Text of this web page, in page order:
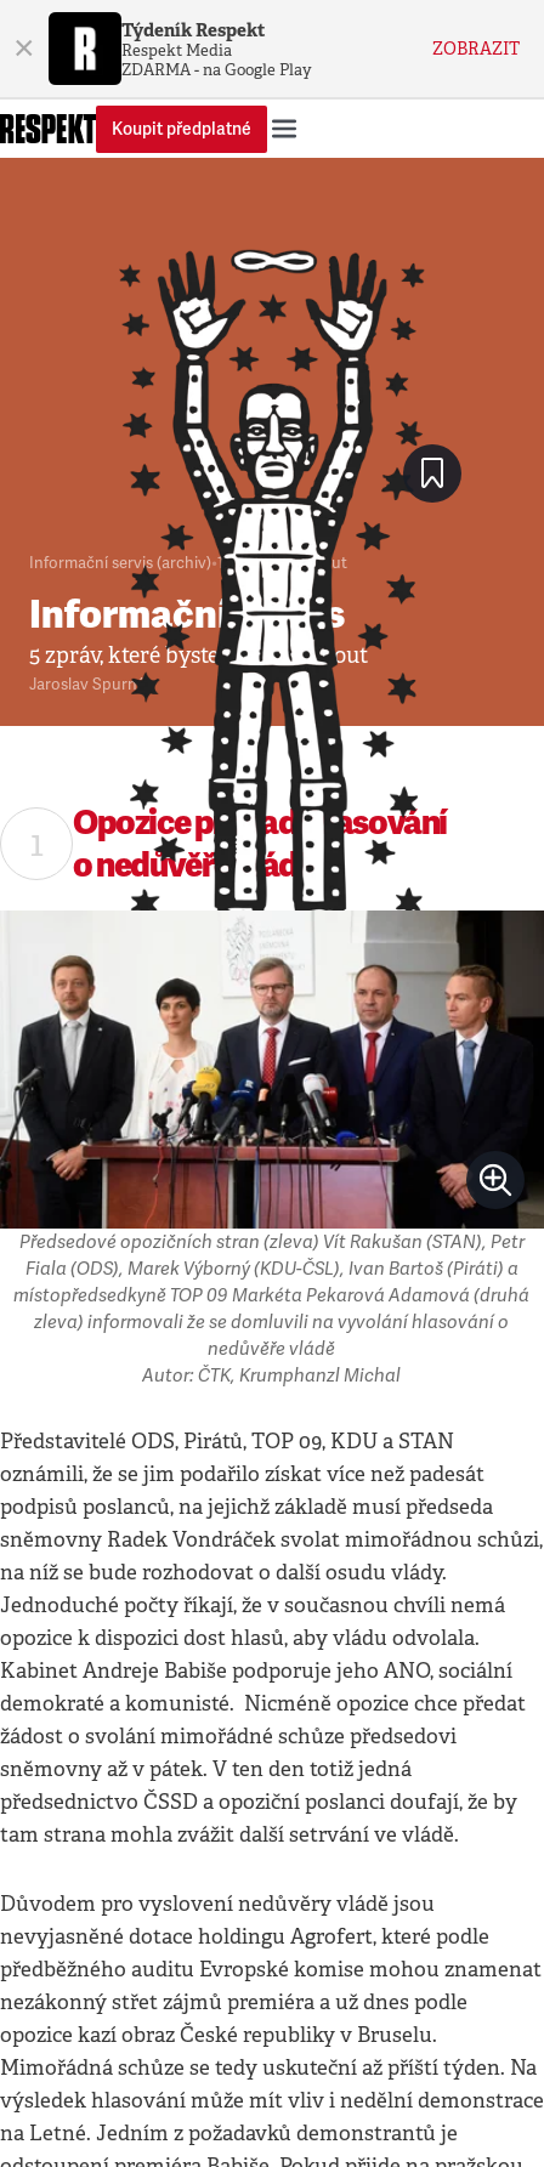
× Týdeník Respekt
Respekt Media
ZDARMA - na Google Play
ZOBRAZIT
Koupit předplatné
Informační servis (archiv)•18. 6. 2019•7minut
Informační servis
5 zpráv, které byste neměli minout
Jaroslav Spurný
Opozice prosadí hlasování
o nedůvěře vládě
Předsedové opozičních stran (zleva) Vít Rakušan (STAN), Petr
Fiala (ODS), Marek Výborný (KDU-ČSL), Ivan Bartoš (Piráti) a
místopředsedkyně TOP 09 Markéta Pekarová Adamová (druhá
zleva) informovali že se domluvili na vyvolání hlasování o
nedůvěře vládě
Autor: ČTK, Krumphanzl Michal
Představitelé ODS, Pirátů, TOP 09, KDU a STAN
oznámili, že se jim podařilo získat více než padesát
podpisů poslanců, na jejichž základě musí předseda
sněmovny Radek Vondráček svolat mimořádnou schůzi,
na níž se bude rozhodovat o další osudu vlády.
Jednoduché počty říkají, že v současnou chvíli nemá
opozice k dispozici dost hlasů, aby vládu odvolala.
Kabinet Andreje Babiše podporuje jeho ANO, sociální
demokraté a komunisté. Nicméně opozice chce předat
žádost o svolání mimořádné schůze předsedovi
sněmovny až v pátek. V ten den totiž jedná
předsednictvo ČSSD a opoziční poslanci doufají, že by
tam strana mohla zvážit další setrvání ve vládě.
Důvodem pro vyslovení nedůvěry vládě jsou
nevyjasněné dotace holdingu Agrofert, které podle
předběžného auditu Evropské komise mohou znamenat
nezákonný střet zájmů premiéra a už dnes podle
opozice kazí obraz České republiky v Bruselu.
Mimořádná schůze se tedy uskuteční až příští týden. Na
výsledek hlasování může mít vliv i nedělní demonstrace
na Letné. Jedním z požadavků demonstrantů je